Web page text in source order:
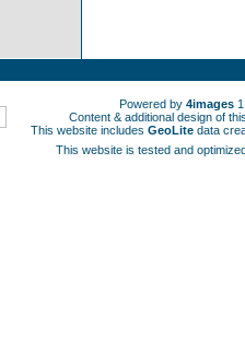
Powered by 4images
Content & additional design of
This website includes GeoLite data
This website is tested and